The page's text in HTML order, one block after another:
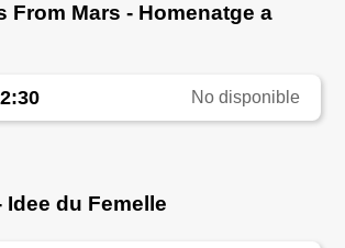
From Mars - Homenatge a
No disponible
Idee du Femelle